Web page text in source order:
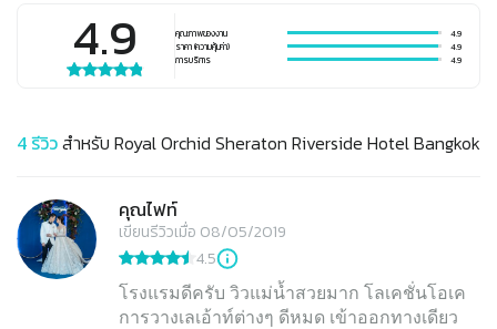
4.9 คุณภาพของงาน
4.9
ราคา (ความคุ้มค่า)
4.9
การบริการ
4.9
4รีวิวสำหรับ Royal Orchid Sheraton Riverside Hotel Bangkok
คุณไฟท์
เขียนรีวิวเมื่อ 08/05/2019
4.5
โรงแรมดีครับ วิวแม่น้ำสวยมาก โลเคชั่นโอเค
การวางเลเอ้าท์ต่างๆ ดีหมด เข้าออกทางเดียว